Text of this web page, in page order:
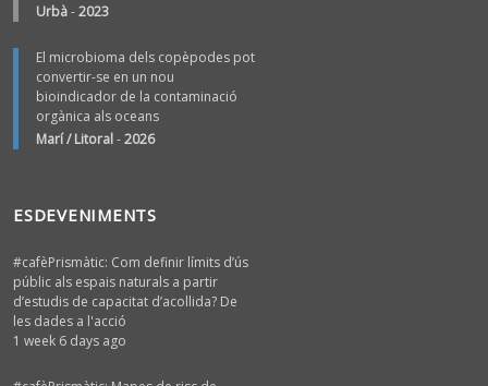
Urbà-2023
El microbioma dels copèpodes pot
convertir-se en un nou
bioindicador de la contaminació
orgànica als oceans
Marí / Litoral-2026
ESDEVENIMENTS
#cafèPrismàtic: Com definir límits d’ús
públic als espais naturals a partir
d’estudis de capacitat d’acollida? De
les dades a l'acció
1 week 6 days ago